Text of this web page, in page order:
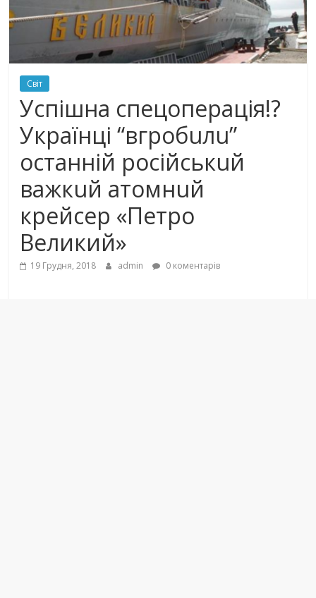
Світ
Успішна спецоперація!?
Українці “вгробuлu”
останній російськuй
важкuй атомнuй
крейсер «Петро
Великий»
19 Грудня, 2018 admin 0 коментарів